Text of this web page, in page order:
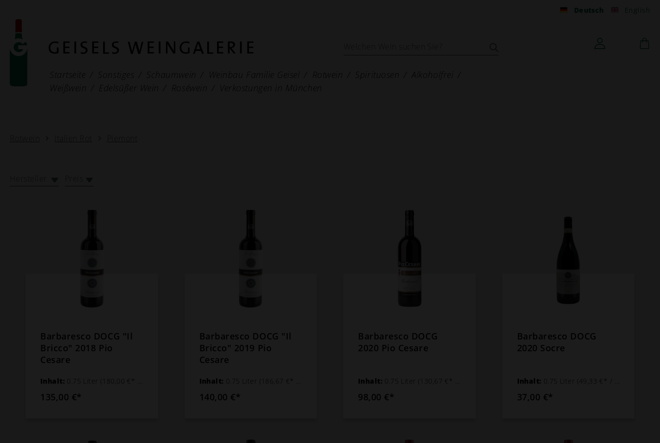
Deutsch English
Startseite Sonstiges Schaumwein Weinbau Familie Geisel Rotwein Spirituosen
Alkoholfrei
Weißwein
Edelsüßer Wein Roséwein Verkostungen in München
Barbaresco DOCG "Il
Bricco" 2018 Pio
Cesare
Inhalt: 0.75 Liter (180,00 €* / 1 Liter)
135,00 €*
Barbaresco DOCG "Il
Bricco" 2019 Pio
Cesare
Inhalt: 0.75 Liter (186,67 €* / 1 Liter)
140,00 €*
Barbaresco DOCG
2020 Pio Cesare
Inhalt: 0.75 Liter (130,67 €* / 1 Liter)
98,00 €*
Barbaresco DOCG
2020 Socre
Inhalt: 0.75 Liter (49,33 €* / 1 Liter)
37,00 €*